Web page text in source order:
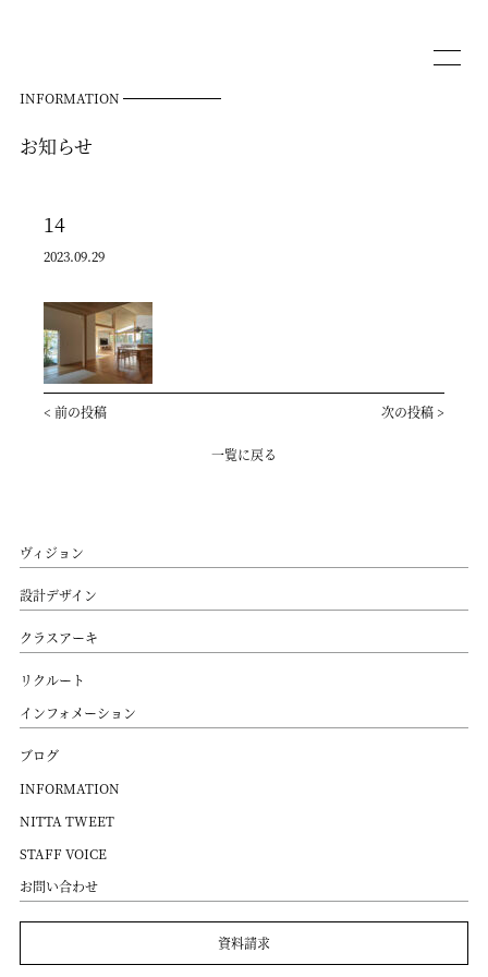
INFORMATION
お知らせ
14
2023.09.29
< 前の投稿 次の投稿 >
一覧に戻る
ヴィジョン
設計デザイン
クラスアーキ
リクルート
インフォメーション
ブログ
INFORMATION
NITTA TWEET
STAFF VOICE
お問い合わせ
資料請求